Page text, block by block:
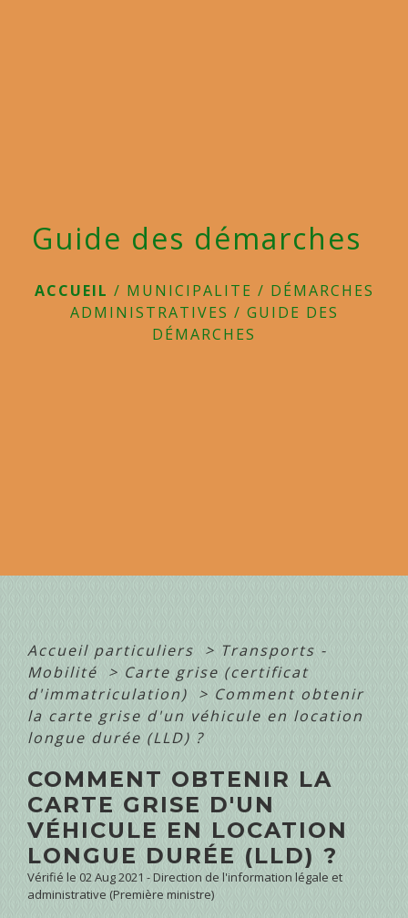
Guide des démarches
ACCUEIL / MUNICIPALITE / DÉMARCHES
ADMINISTRATIVES / GUIDE DES
DÉMARCHES
Accueil particuliers > Transports -
Mobilité
> Carte grise (certificat
d'immatriculation)
> Comment obtenir
la carte grise d'un véhicule en location
longue durée (LLD) ?
COMMENT OBTENIR LA
CARTE GRISE D'UN
VÉHICULE EN LOCATION
LONGUE DURÉE (LLD) ?
Vérifié le 02 Aug 2021 - Direction de l'information légale et
administrative (Première ministre)